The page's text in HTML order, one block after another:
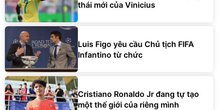
thái mới của Vinicius
Luis Figo yêu cầu Chủ tịch FIFA
Infantino từ chức
Cristiano Ronaldo Jr đang tự tạo
một thế giới của riêng mình